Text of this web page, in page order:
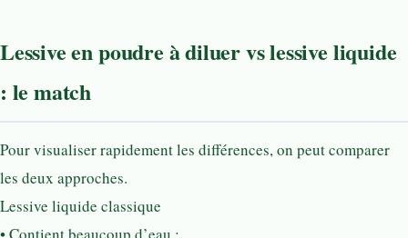
Lessive en poudre à diluer vs lessive liquide
: le match
Pour visualiser rapidement les différences, on peut comparer
les deux approches.
Lessive liquide classique
• Contient beaucoup d’eau ;